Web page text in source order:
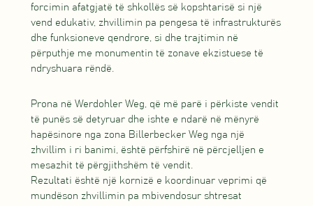
forcimin afatgjatë të shkollës së kopshtarisë si një
vend edukativ, zhvillimin pa pengesa të infrastrukturës
dhe funksioneve qendrore, si dhe trajtimin në
përputhje me monumentin të zonave ekzistuese të
ndryshuara rëndë.
Prona në Werdohler Weg, që më parë i përkiste vendit
të punës së detyruar dhe ishte e ndarë në mënyrë
hapësinore nga zona Billerbecker Weg nga një
zhvillim i ri banimi, është përfshirë në përcjelljen e
mesazhit të përgjithshëm të vendit.
Rezultati është një kornizë e koordinuar veprimi që
mundëson zhvillimin pa mbivendosur shtresat